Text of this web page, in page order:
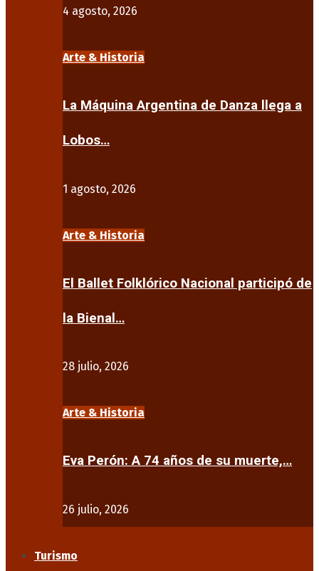
4 agosto, 2026
Arte & Historia
La Máquina Argentina de Danza llega a
Lobos…
1 agosto, 2026
Arte & Historia
El Ballet Folklórico Nacional participó de
la Bienal…
28 julio, 2026
Arte & Historia
Eva Perón: A 74 años de su muerte,…
26 julio, 2026
Turismo